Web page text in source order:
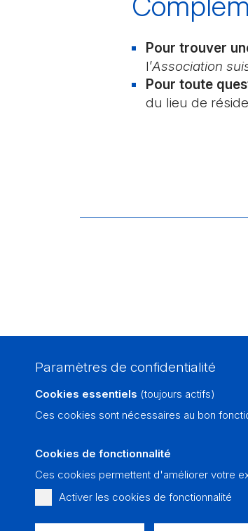
Paramètres de confidentialité
Cookies essentiels (toujours actifs)
Ces cookies sont nécessaires au bon
Cookies de fonctionnalité
Ces cookies permettent d'améliorer votre
Activer les cookies de fonctionnalité
Pour trouver
l’Association
Pour toute
du lieu de